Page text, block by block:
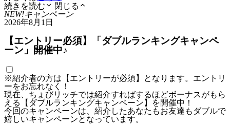
続きを読む
閉じる
NEW!キャンペーン
2026年8月1日
【エントリー必須】「ダブルランキングキャンペ
ーン」開催中♪
※紹介者の方は【エントリーが必須】となります。エントリ
ーをお忘れなく！
現在、ちょびリッチでは紹介すればするほどボーナスがもら
える【ダブルランキングキャンペーン】を開催中！
今回のキャンペーンは、紹介したあなたもお友達もダブルで
嬉しいキャンペーンとなっています。